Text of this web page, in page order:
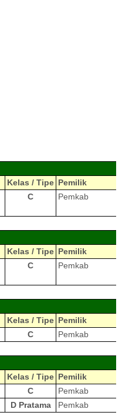
Kelas / Tipe Pemilik
C Pemkab
Kelas / Tipe Pemilik
C Pemkab
Kelas / Tipe Pemilik
C Pemkab
Kelas / Tipe Pemilik
C Pemkab
D Pratama Pemkab